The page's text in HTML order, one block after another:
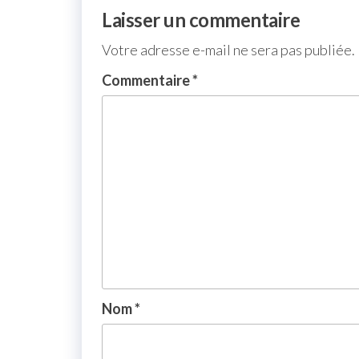
Laisser un commentaire
Votre adresse e-mail ne sera pas publiée.
Commentaire*
Nom*